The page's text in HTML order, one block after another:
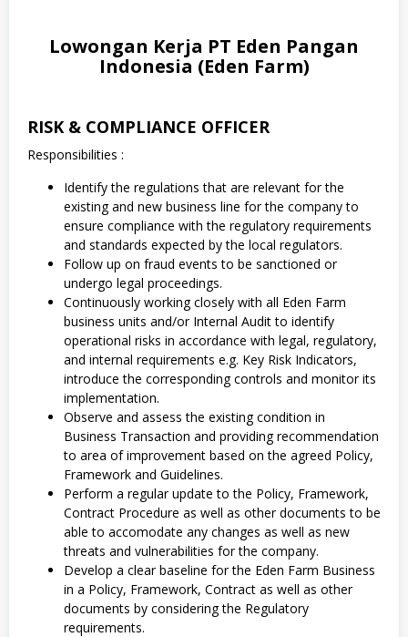
Lowongan Kerja PT Eden Pangan
Indonesia (Eden Farm)
RISK & COMPLIANCE OFFICER
Responsibilities :
Identify the regulations that are relevant for the
existing and new business line for the company to
ensure compliance with the regulatory requirements
and standards expected by the local regulators.
Follow up on fraud events to be sanctioned or
undergo legal proceedings.
Continuously working closely with all Eden Farm
business units and/or Internal Audit to identify
operational risks in accordance with legal, regulatory,
and internal requirements e.g. Key Risk Indicators,
introduce the corresponding controls and monitor its
implementation.
Observe and assess the existing condition in
Business Transaction and providing recommendation
to area of improvement based on the agreed Policy,
Framework and Guidelines.
Perform a regular update to the Policy, Framework,
Contract Procedure as well as other documents to be
able to accomodate any changes as well as new
threats and vulnerabilities for the company.
Develop a clear baseline for the Eden Farm Business
in a Policy, Framework, Contract as well as other
documents by considering the Regulatory
requirements.